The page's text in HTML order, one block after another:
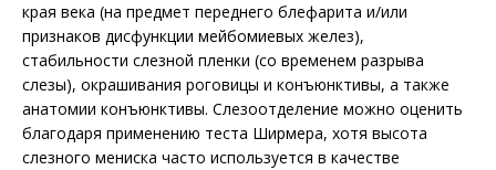
края века (на предмет переднего блефарита и/или
признаков дисфункции мейбомиевых желез),
стабильности слезной пленки (со временем разрыва
слезы), окрашивания роговицы и конъюнктивы, а также
анатомии конъюнктивы. Слезоотделение можно оценить
благодаря применению теста Ширмера, хотя высота
слезного мениска часто используется в качестве